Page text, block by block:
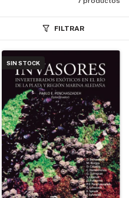
FILTRAR
SIN STOCK